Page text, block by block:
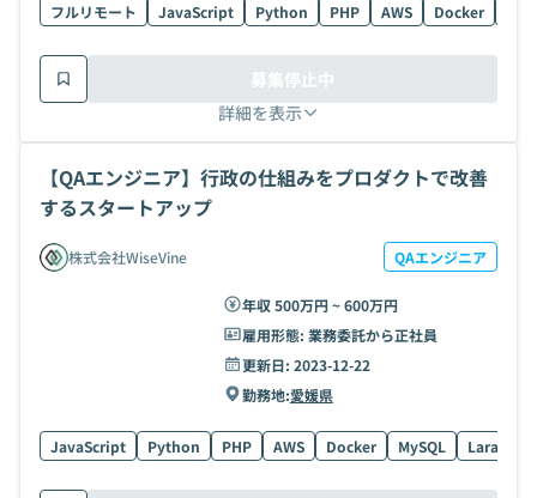
フルリモート JavaScript Python PHP AWS Docker
詳細を表示
募集停止中
【QAエンジニア】行政の仕組みをプロダクトで改善
するスタートアップ
株式会社WiseVine QAエンジニア
年収 500万円 ~ 600万円
雇用形態: 業務委託から正社員
更新日: 2023-12-22
勤務地:愛媛県
JavaScript Python PHP AWS Docker MySQL Laravel